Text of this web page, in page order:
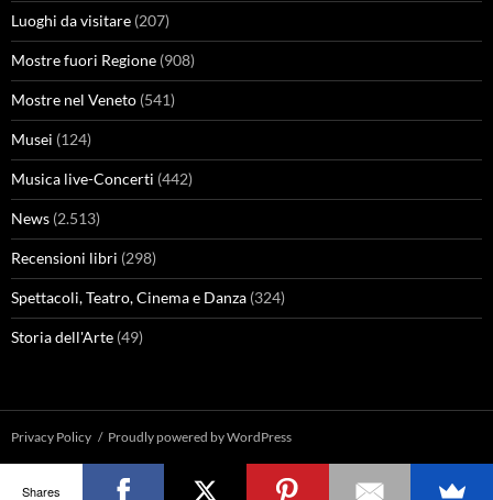
Luoghi da visitare (207)
Mostre fuori Regione (908)
Mostre nel Veneto (541)
Musei (124)
Musica live-Concerti (442)
News (2.513)
Recensioni libri (298)
Spettacoli, Teatro, Cinema e Danza (324)
Storia dell'Arte (49)
Privacy Policy Proudly powered by WordPress
Shares